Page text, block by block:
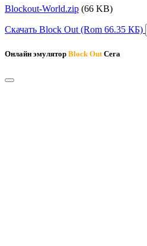
Blockout-World.zip (66 KB)
Скачать Block Out (Rom 66.35 КБ)
Онлайн эмулятор Block OutСега